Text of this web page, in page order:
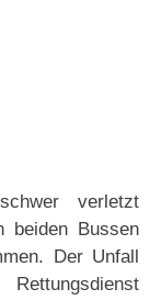
verletzt
beiden Bussen
Der Unfall